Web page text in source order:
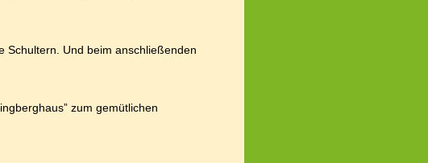
Schultern. Und beim anschließenden
zum gemütlichen